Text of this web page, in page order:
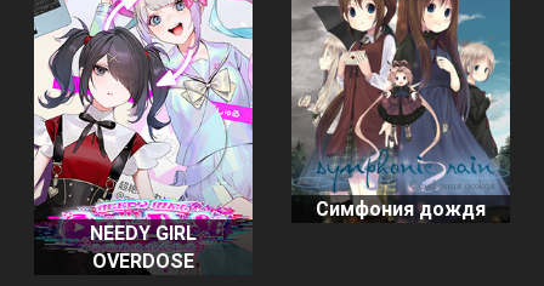
NEEDY GIRL
OVERDOSE
Симфония дождя